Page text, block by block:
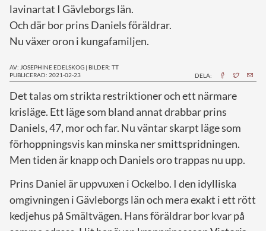
lavinartat I Gävleborgs län.
Och där bor prins Daniels föräldrar.
Nu växer oron i kungafamiljen.
AV: JOSEPHINE EDELSKOG | BILDER: TT
PUBLICERAD: 2021-02-23
DELA:
Det talas om strikta restriktioner och ett närmare
krisläge. Ett läge som bland annat drabbar prins
Daniels, 47, mor och far. Nu väntar skarpt läge som
förhoppningsvis kan minska ner smittspridningen.
Men tiden är knapp och Daniels oro trappas nu upp.
Prins Daniel är uppvuxen i Ockelbo. I den idylliska
omgivningen i Gävleborgs län och mera exakt i ett rött
kedjehus på Smältvägen. Hans föräldrar bor kvar på